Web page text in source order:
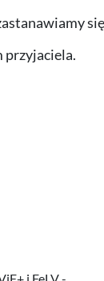
przyjaciela.